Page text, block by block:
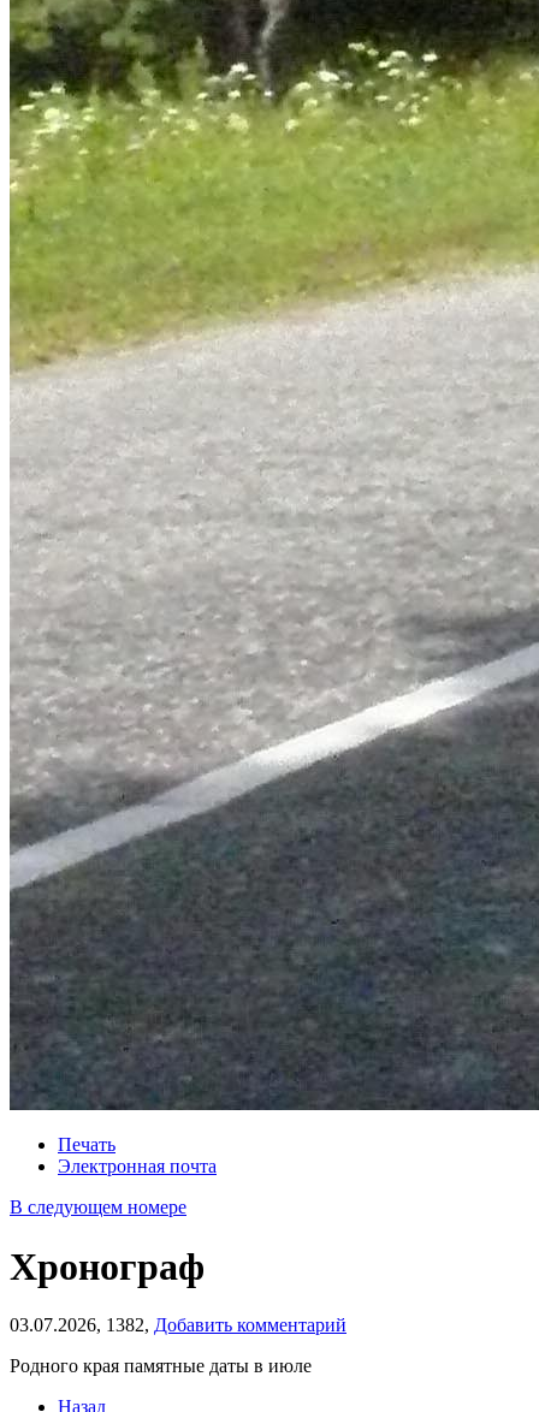
Печать
Электронная почта
В следующем номере
Хронограф
03.07.2026, 1382, Добавить комментарий
Родного края памятные даты в июле
Назад